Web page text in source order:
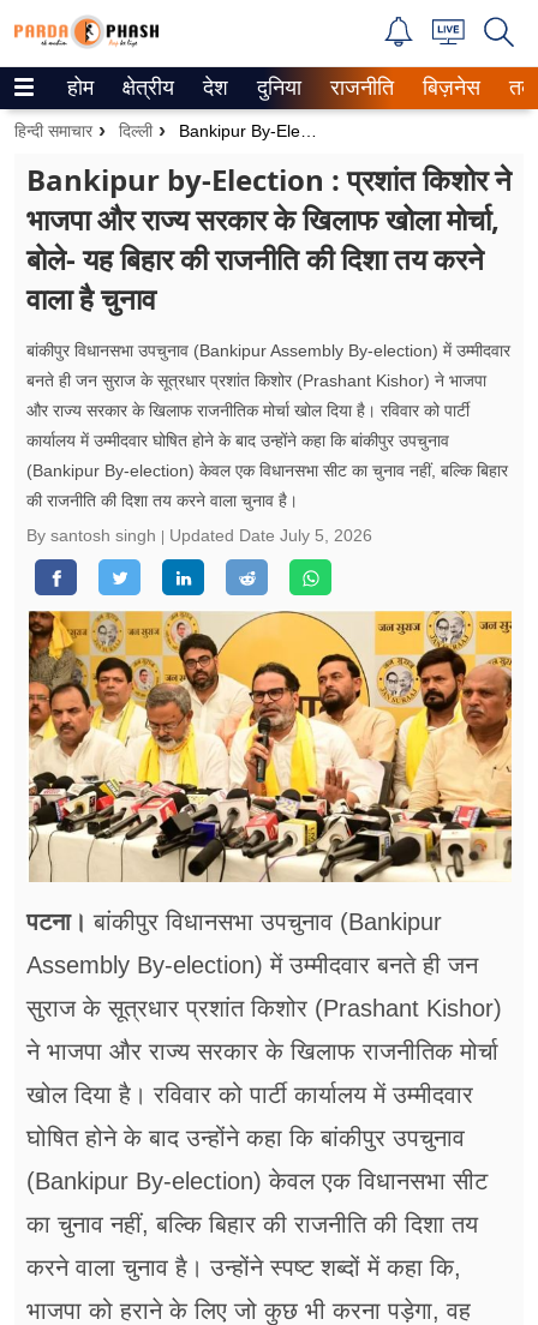
Trending on Google News
वेब स्टोरीज
उत्तर प्रदेश
वीडियो
रिलेशनशिप
जीवन मंत्रा
फूड
सेहत
ब्‍यूटी
जॉब्स
शिक्षा
अन्य खबरें
होम क्षेत्रीय देश दुनिया राजनीति बिज़नेस
हिन्दी समाचार दिल्ली
Bankipur by-Election : प्रशांत किशोर ने
भाजपा और राज्य सरकार के खिलाफ खोला मोर्चा,
बोले- यह बिहार की राजनीति की दिशा तय करने
वाला है चुनाव
बांकीपुर विधानसभा उपचुनाव (Bankipur Assembly By-election) में उम्मीदवार
बनते ही जन सुराज के सूत्रधार प्रशांत किशोर (Prashant Kishor) ने भाजपा
और राज्य सरकार के खिलाफ राजनीतिक मोर्चा खोल दिया है। रविवार को पार्टी
कार्यालय में उम्मीदवार घोषित होने के बाद उन्होंने कहा कि बांकीपुर उपचुनाव
(Bankipur By-election) केवल एक विधानसभा सीट का चुनाव नहीं, बल्कि बिहार
की राजनीति की दिशा तय करने वाला चुनाव है।
By santosh singh
Updated Date July 5, 2026
पटना। बांकीपुर विधानसभा उपचुनाव (Bankipur
Assembly By-election) में उम्मीदवार बनते ही जन
सुराज के सूत्रधार प्रशांत किशोर (Prashant Kishor)
ने भाजपा और राज्य सरकार के खिलाफ राजनीतिक मोर्चा
खोल दिया है। रविवार को पार्टी कार्यालय में उम्मीदवार
घोषित होने के बाद उन्होंने कहा कि बांकीपुर उपचुनाव
(Bankipur By-election) केवल एक विधानसभा सीट
का चुनाव नहीं, बल्कि बिहार की राजनीति की दिशा तय
करने वाला चुनाव है। उन्होंने स्पष्ट शब्दों में कहा कि,
भाजपा को हराने के लिए जो कुछ भी करना पड़ेगा, वह